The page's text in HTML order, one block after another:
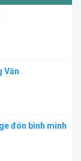
Văn
đón bình minh